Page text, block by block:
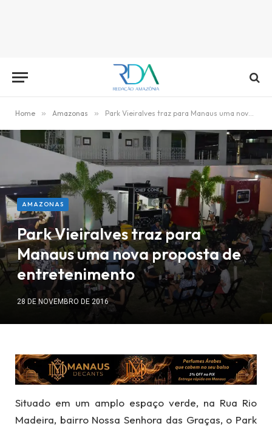
Home » Amazonas » Park Vieiralves traz para Manaus uma nova proposta de entretenimento
AMAZONAS
Park Vieiralves traz para
Manaus uma nova proposta de
entretenimento
28 DE NOVEMBRO DE 2016
Situado em um amplo espaço verde, na Rua Rio
Madeira, bairro Nossa Senhora das Graças, o Park